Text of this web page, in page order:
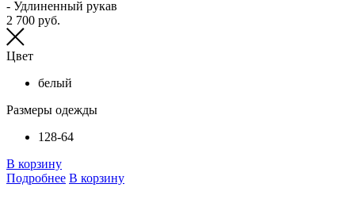
- Удлиненный рукав
2 700 руб.
Цвет
белый
Размеры одежды
128-64
В корзину
Подробнее В корзину